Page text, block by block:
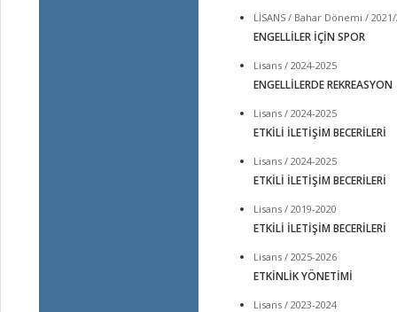
LİSANS / Bahar Dönemi /
ENGELLİLER İÇİN SPOR
Lisans / 2024-2025
ENGELLİLERDE REKREASYON
Lisans / 2024-2025
ETKİLİ İLETİŞİM BECERİLERİ
Lisans / 2024-2025
ETKİLİ İLETİŞİM BECERİLERİ
Lisans / 2019-2020
ETKİLİ İLETİŞİM BECERİLERİ
Lisans / 2025-2026
ETKİNLİK YÖNETİMİ
Lisans / 2023-2024